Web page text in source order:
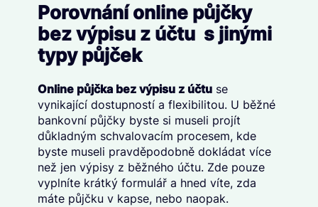
Porovnání online půjčky
bez výpisu z účtu s jinými
typy půjček
Online půjčka bez výpisu z účtuse
vynikající dostupností a flexibilitou. U běžné
bankovní půjčky byste si museli projít
důkladným schvalovacím procesem, kde
byste museli pravděpodobně dokládat více
než jen výpisy z běžného účtu. Zde pouze
vyplníte krátký formulář a hned víte, zda
máte půjčku v kapse, nebo naopak.